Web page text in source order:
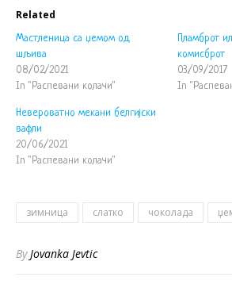
Related
Мастленица са џемом од
шљива
08/02/2021
In "Распевани колачи"
Пламброт
комисброт
03/09/2017
In
Невероватно мекани белгијски
вафли
20/06/2021
In "Распевани колачи"
зимница слатко чоколада
By Jovanka Jevtic